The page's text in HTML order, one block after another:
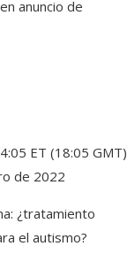
ET (18:05 GMT)
de 2022